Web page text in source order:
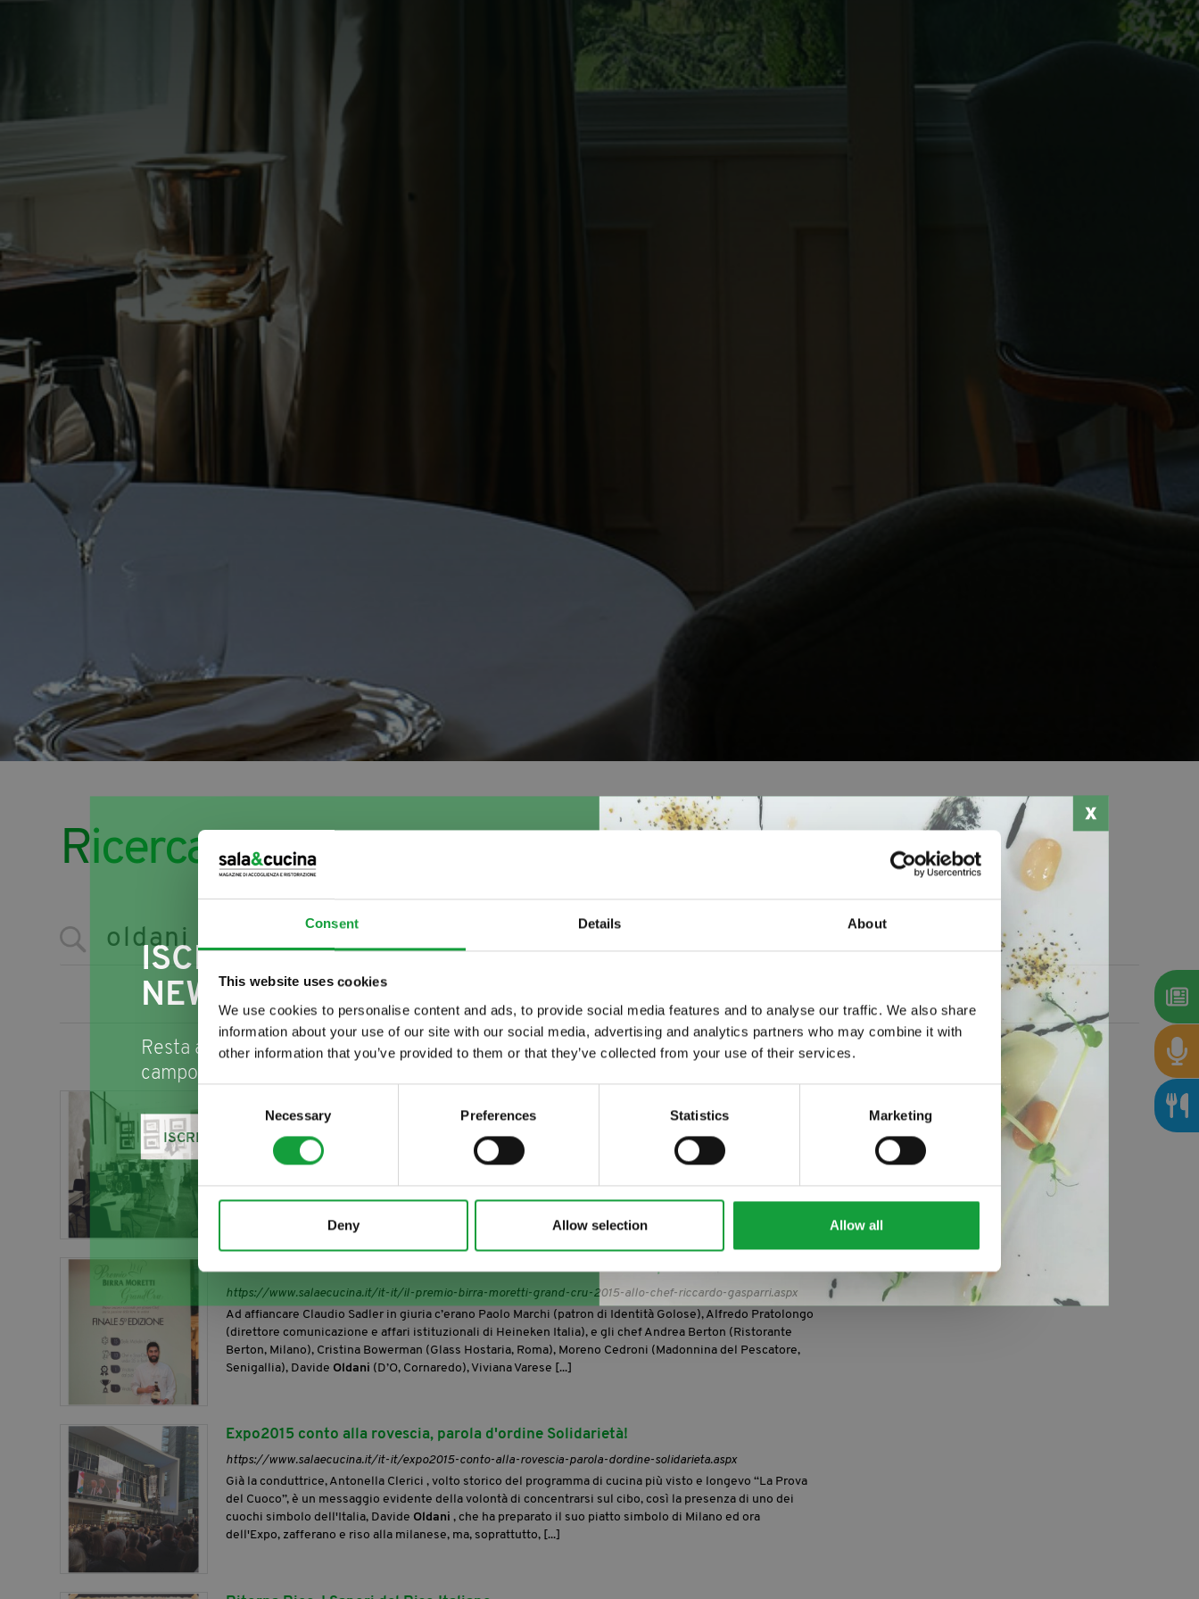
Consent Details About
This website uses cookies
We use cookies to personalise content and ads, to provide social media features and to analyse our traffic. We also share
information about your use of our site with our social media, advertising and analytics partners who may combine it with
other information that you’ve provided to them or that they’ve collected from your use of their services.
Selection
Necessary Preferences Statistics Marketing
Deny Allow selection Allow all
Ricerca
Risultati: 102 - pag 5/11 « 2 4 5
https://www.salaecucina.it/it-it/percorsi-di-gusto-laquila.aspx
E’ andata per un po’ da Simone Padoan e da Davide
Oldani
per aggiungere ancor di più alla sua esperienza
di sommelier e di chef e misurarsi finalmente con forni e fornelli.
Il Premio Birra Moretti Grand Cru 2015 allo chef Riccardo Gasparri
https://www.salaecucina.it/it-it/il-premio-birra-moretti-grand-cru-2015-allo-chef-riccardo-gasparri.aspx
Ad affiancare Claudio Sadler in giuria c’erano Paolo Marchi (patron di Identità Golose), Alfredo Pratolongo
(direttore comunicazione e affari istituzionali di Heineken Italia), e gli chef Andrea Berton (Ristorante
Berton, Milano), Cristina Bowerman (Glass Hostaria, Roma), Moreno Cedroni (Madonnina del Pescatore,
Senigallia), Davide Oldani (D’O, Cornaredo), Viviana Varese [...]
Expo2015 conto alla rovescia, parola d'ordine Solidarietà!
https://www.salaecucina.it/it-it/expo2015-conto-alla-rovescia-parola-dordine-solidarieta.aspx
Già la conduttrice, Antonella Clerici , volto storico del programma di cucina più visto e longevo “La Prova
del Cuoco”, è un messaggio evidente della volontà di concentrarsi sul cibo, così la presenza di uno dei
cuochi simbolo dell'Italia, Davide Oldani , che ha preparato il suo piatto simbolo di Milano ed ora
dell'Expo, zafferano e riso alla milanese, ma, soprattutto, [...]
ISCRIVITI ALLA
NEWSLETTER
Resta aggiornato su tutte le ultime novita nel
campo della ristorazione e del food.
ISCRIVITI